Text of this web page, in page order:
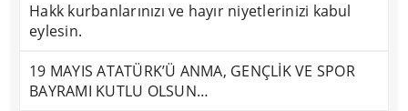
Hakk kurbanlarınızı ve hayır niyetlerinizi kabul
eylesin.
19 MAYIS ATATÜRK’Ü ANMA, GENÇLİK VE SPOR
BAYRAMI KUTLU OLSUN…